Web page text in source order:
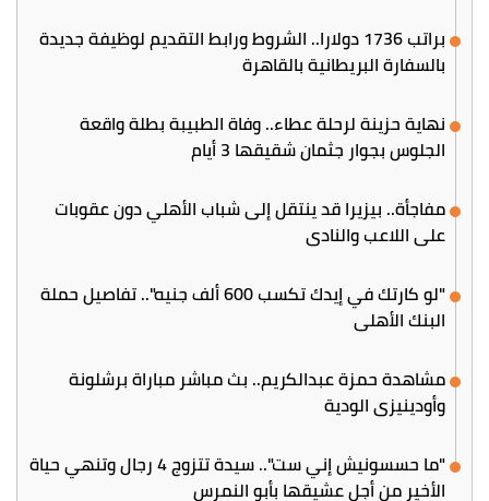
براتب 1736 دولارا.. الشروط ورابط التقديم لوظيفة جديدة
بالسفارة البريطانية بالقاهرة
نهاية حزينة لرحلة عطاء.. وفاة الطبيبة بطلة واقعة
الجلوس بجوار جثمان شقيقها 3 أيام
مفاجأة.. بيزيرا قد ينتقل إلى شباب الأهلي دون عقوبات
على اللاعب والنادي
"لو كارتك في إيدك تكسب 600 ألف جنيه".. تفاصيل حملة
البنك الأهلي
مشاهدة حمزة عبدالكريم.. بث مباشر مباراة برشلونة
وأودينيزي الودية
"ما حسسونيش إني ست".. سيدة تتزوج 4 رجال وتنهي حياة
الأخير من أجل عشيقها بأبو النمرس